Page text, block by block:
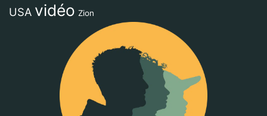
USA vidéo Zion